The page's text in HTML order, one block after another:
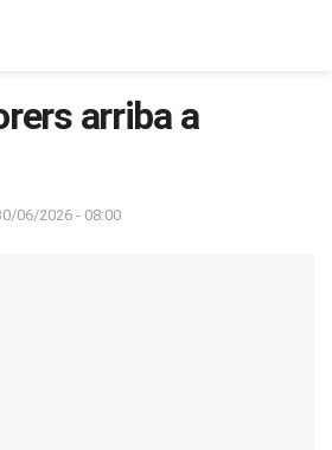
arriba a
06/2026 - 08:00